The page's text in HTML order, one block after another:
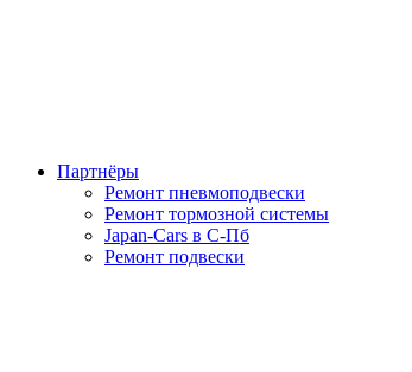
Партнёры
Ремонт пневмоподвески
Ремонт тормозной системы
Japan-Cars в С-Пб
Ремонт подвески